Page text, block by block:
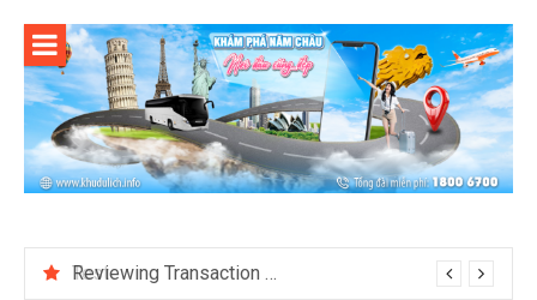
content
Reviewing Transaction History at BetNinja UK